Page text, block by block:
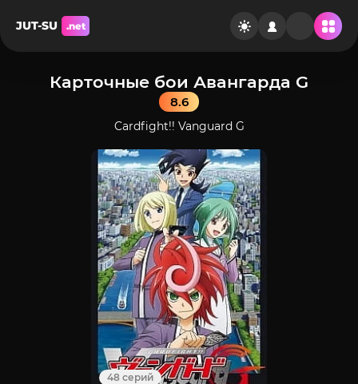
JUT-SU .net
Карточные бои Авангарда G
8.6
Cardfight!! Vanguard G
48 серий